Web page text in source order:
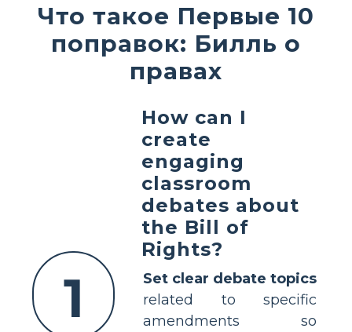
Что такое Первые 10
поправок: Билль о
правах
1
How can I
create
engaging
classroom
debates about
the Bill of
Rights?
Set clear debate topics
related to specific
amendments so